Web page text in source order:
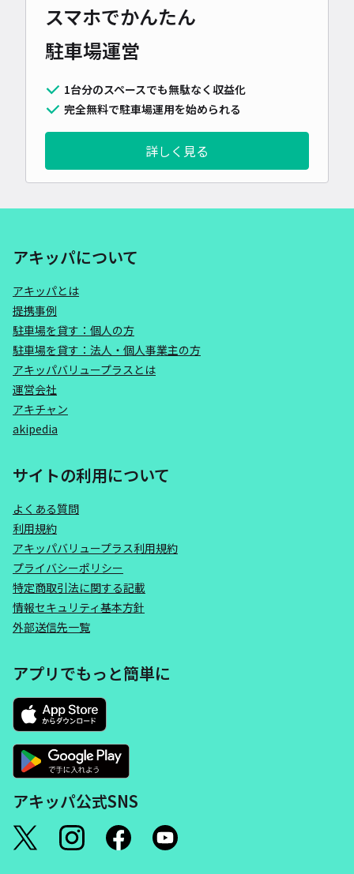
スマホでかんたん
駐車場運営
1台分のスペースでも無駄なく収益化
完全無料で駐車場運用を始められる
詳しく見る
アキッパについて
アキッパとは
提携事例
駐車場を貸す：個人の方
駐車場を貸す：法人・個人事業主の方
アキッパバリュープラスとは
運営会社
アキチャン
akipedia
サイトの利用について
よくある質問
利用規約
アキッパバリュープラス利用規約
プライバシーポリシー
特定商取引法に関する記載
情報セキュリティ基本方針
外部送信先一覧
アプリでもっと簡単に
アキッパ公式SNS